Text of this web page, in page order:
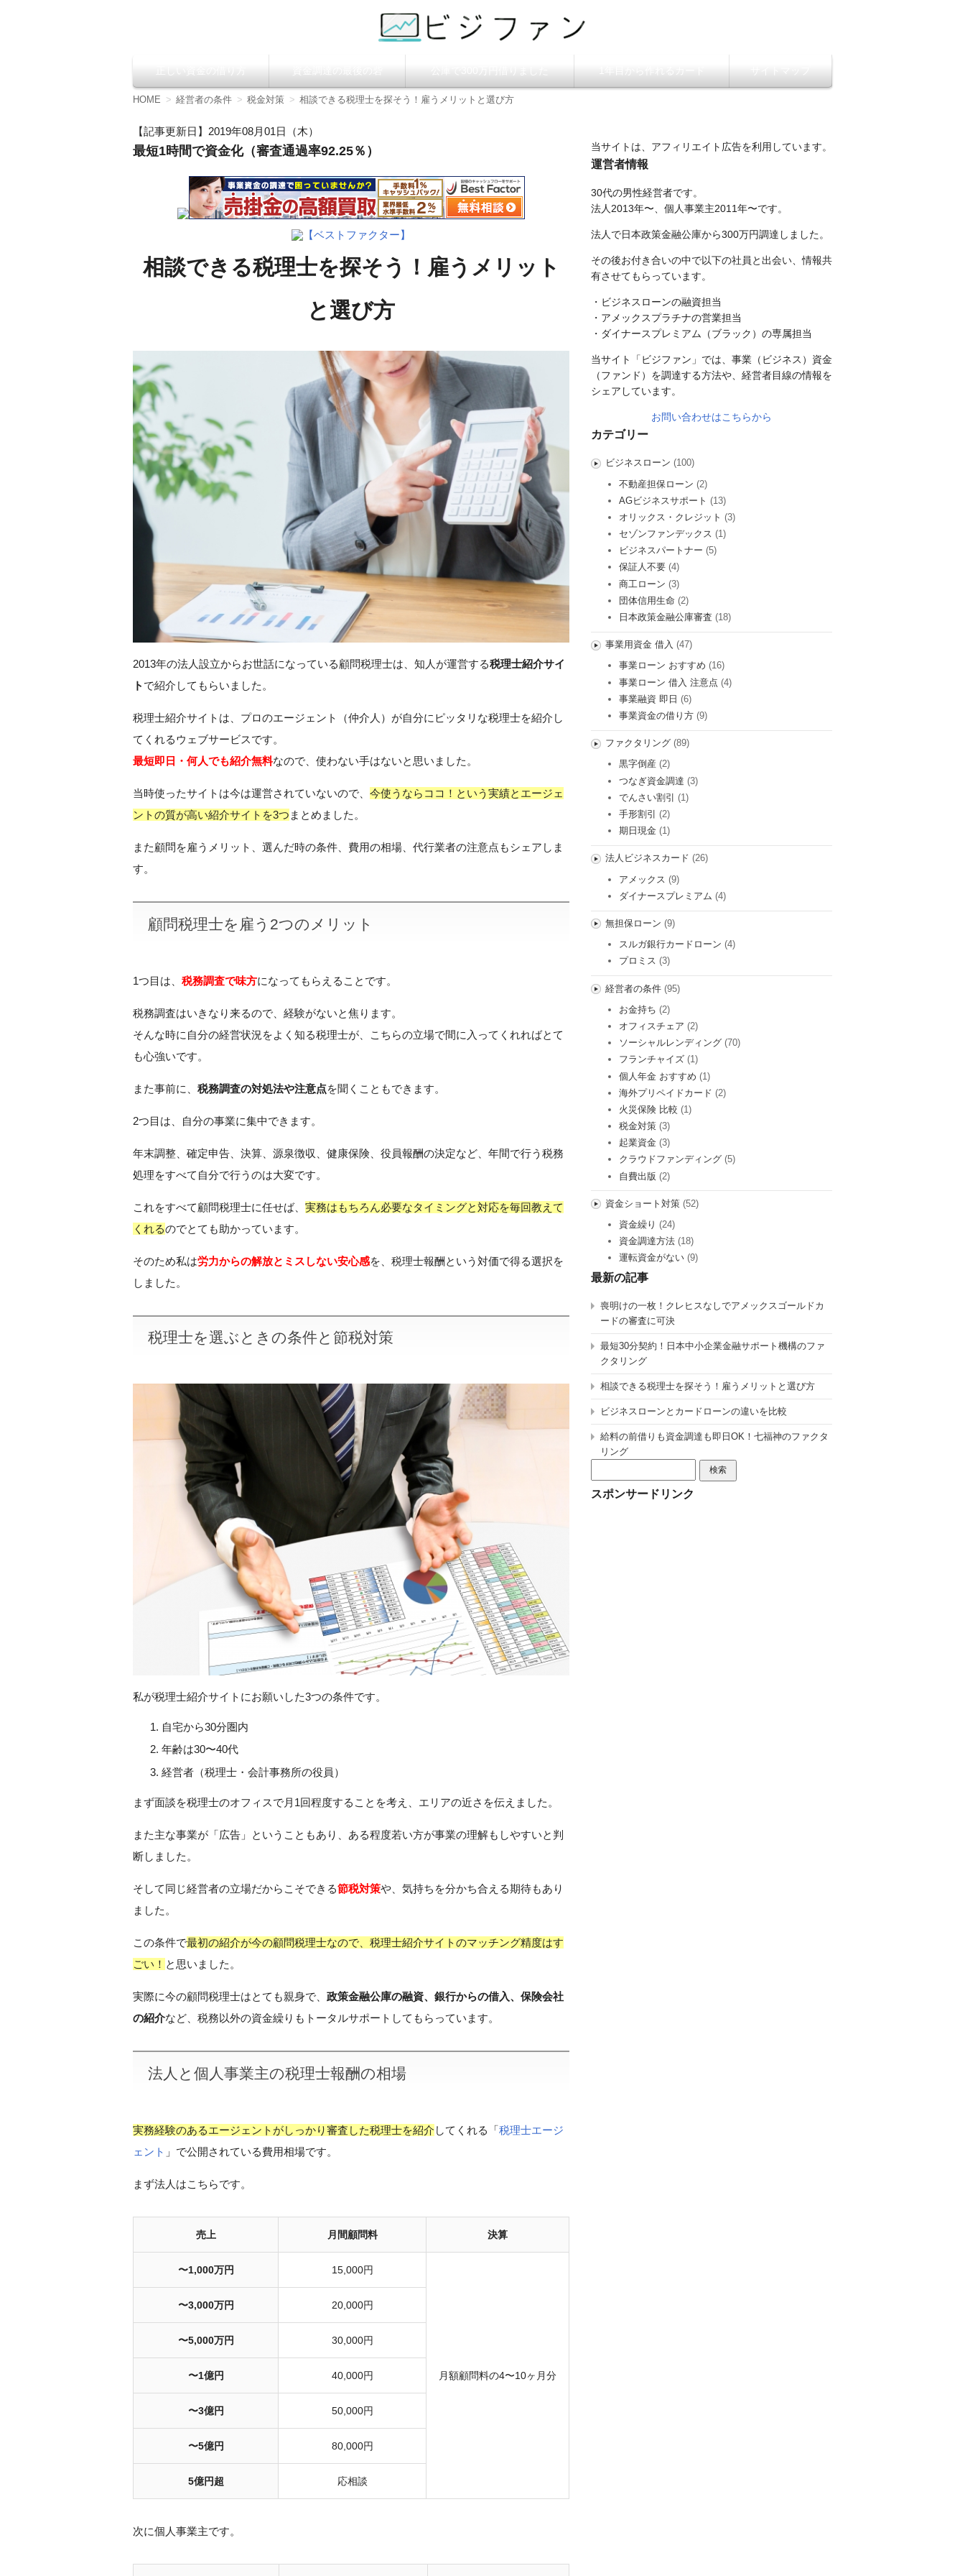
資金調達の方法【ビジファン】
ン
テ
ツ
へ
移
HOME 経営者の条件 税金対策 相談できる税理士を探そう！雇うメリットと選び方
【記事更新日】2019年08月01日（木）
最短1時間で資金化（審査通過率92.25％）
【ベストファクター】
相談できる税理士を探そう！雇うメリット
と選び方
2013年の法人設立からお世話になっている顧問税理士は、知人が運営する税理士紹介サイ
ト で紹介してもらいました。
税理士紹介サイトは、プロのエージェント（仲介人）が自分にピッタリな税理士を紹介し
てくれるウェブサービスです。
最短即日・何人でも紹介無料なので、使わない手はないと思いました。
当時使ったサイトは今は運営されていないので、 今使うならココ！という実績とエージェ
ントの質が高い紹介サイトを3つ まとめました。
また顧問を雇うメリット、選んだ時の条件、費用の相場、代行業者の注意点もシェアしま
す。
顧問税理士を雇う2つのメリット
1つ目は、 税務調査で味方になってもらえることです。
税務調査はいきなり来るので、経験がないと焦ります。
そんな時に自分の経営状況をよく知る税理士が、こちらの立場で間に入ってくれればとて
も心強いです。
また事前に、 税務調査の対処法や注意点を聞くこともできます。
2つ目は、自分の事業に集中できます。
年末調整、確定申告、決算、源泉徴収、健康保険、役員報酬の決定など、年間で行う税務
処理をすべて自分で行うのは大変です。
これをすべて顧問税理士に任せば、 実務はもちろん必要なタイミングと対応を毎回教えて
くれるのでとても助かっています。
そのため私は労力からの解放とミスしない安心感を、税理士報酬という対価で得る選択を
しました。
税理士を選ぶときの条件と節税対策
私が税理士紹介サイトにお願いした3つの条件です。
自宅から30分圏内
年齢は30〜40代
経営者（税理士・会計事務所の役員）
まず面談を税理士のオフィスで月1回程度することを考え、エリアの近さを伝えました。
また主な事業が「広告」ということもあり、ある程度若い方が事業の理解もしやすいと判
断しました。
そして同じ経営者の立場だからこそできる節税対策や、気持ちを分かち合える期待もあり
ました。
この条件で最初の紹介が今の顧問税理士なので、税理士紹介サイトのマッチング精度はす
ごい！ と思いました。
実際に今の顧問税理士はとても親身で、 政策金融公庫の融資、銀行からの借入、保険会社
の紹介など、税務以外の資金繰りもトータルサポートしてもらっています。
法人と個人事業主の税理士報酬の相場
実務経験のあるエージェントがしっかり審査した税理士を紹介 してくれる「税理士エージ
ェント 」で公開されている費用相場です。
まず法人はこちらです。
売上 月間顧問料 決算
〜1,000万円 15,000円
月額顧問料の4〜10ヶ月分
〜3,000万円 20,000円
〜5,000万円 30,000円
〜1億円 40,000円
〜3億円 50,000円
〜5億円 80,000円
5億円超 応相談
次に個人事業主です。
当サイトは、アフィリエイト広告を利用しています。
運営者情報
30代の男性経営者です。
法人2013年〜、個人事業主2011年〜です。
法人で日本政策金融公庫から300万円調達しました。
その後お付き合いの中で以下の社員と出会い、情報共
有させてもらっています。
・ビジネスローンの融資担当
・アメックスプラチナの営業担当
・ダイナースプレミアム（ブラック）の専属担当
当サイト「ビジファン」では、事業（ビジネス）資金
（ファンド）を調達する方法や、経営者目線の情報を
シェアしています。
お問い合わせはこちらから
カテゴリー
ビジネスローン (100)
不動産担保ローン (2)
AGビジネスサポート (13)
オリックス・クレジット (3)
セゾンファンデックス (1)
ビジネスパートナー (5)
保証人不要 (4)
商工ローン (3)
団体信用生命 (2)
日本政策金融公庫審査 (18)
事業用資金 借入 (47)
事業ローン おすすめ (16)
事業ローン 借入 注意点 (4)
事業融資 即日 (6)
事業資金の借り方 (9)
ファクタリング(89)
黒字倒産 (2)
つなぎ資金調達 (3)
でんさい割引 (1)
手形割引
(2)
期日現金 (1)
法人ビジネスカード (26)
アメックス (9)
ダイナースプレミアム (4)
無担保ローン (9)
スルガ銀行カードローン (4)
プロミス (3)
経営者の条件(95)
お金持ち (2)
オフィスチェア (2)
ソーシャルレンディング (70)
フランチャイズ (1)
個人年金 おすすめ (1)
海外プリペイドカード (2)
火災保険 比較 (1)
税金対策 (3)
起業資金 (3)
クラウドファンディング (5)
自費出版 (2)
資金ショート対策(52)
資金繰り (24)
資金調達方法 (18)
運転資金がない (9)
最新の記事
喪明けの一枚！クレヒスなしでアメックスゴールドカ
ードの審査に可決
最短30分契約！日本中小企業金融サポート機構のファ
クタリング
相談できる税理士を探そう！雇うメリットと選び方
ビジネスローンとカードローンの違いを比較
給料の前借りも資金調達も即日OK！七福神のファクタ
リング
索:
スポンサードリンク